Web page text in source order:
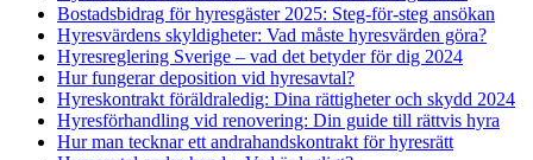
Bostadsbidrag för hyresgäster 2025: Steg-för-steg ansökan
Hyresvärdens skyldigheter: Vad måste hyresvärden göra?
Hyresreglering Sverige – vad det betyder för dig 2024
Hur fungerar deposition vid hyresavtal?
Hyreskontrakt föräldraledig: Dina rättigheter och skydd 2024
Hyresförhandling vid renovering: Din guide till rättvis hyra
Hur man tecknar ett andrahandskontrakt för hyresrätt